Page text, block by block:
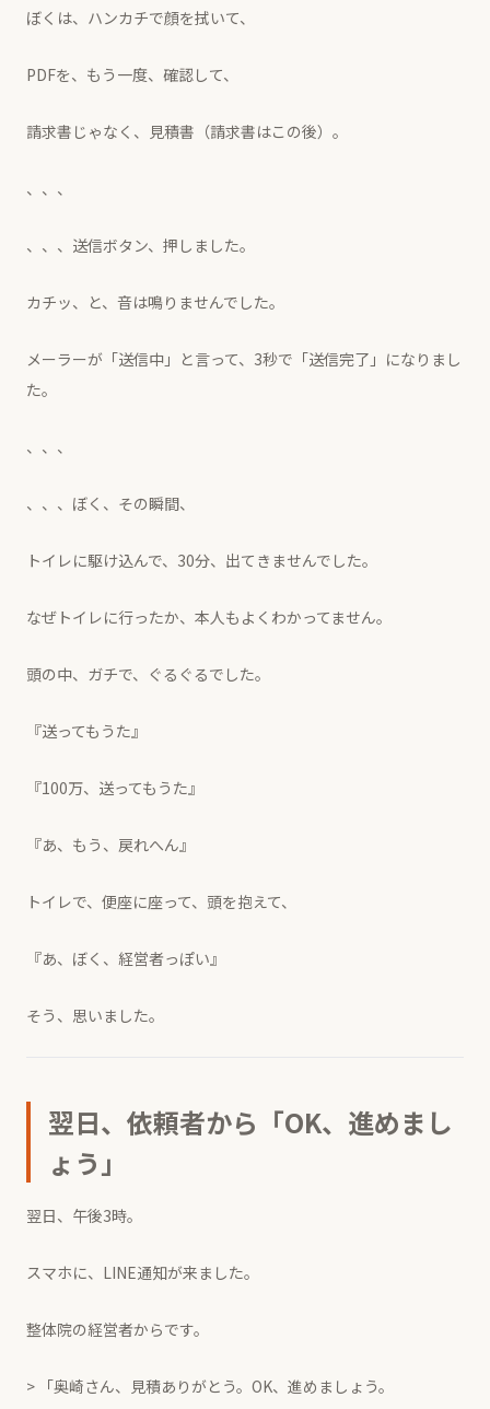
ぼくは、ハンカチで顔を拭いて、
PDFを、もう一度、確認して、
請求書じゃなく、見積書（請求書はこの後）。
、、、
、、、送信ボタン、押しました。
カチッ、と、音は鳴りませんでした。
メーラーが「送信中」と言って、3秒で「送信完了」になりまし
た。
、、、
、、、ぼく、その瞬間、
トイレに駆け込んで、30分、出てきませんでした。
なぜトイレに行ったか、本人もよくわかってません。
頭の中、ガチで、ぐるぐるでした。
『送ってもうた』
『100万、送ってもうた』
『あ、もう、戻れへん』
トイレで、便座に座って、頭を抱えて、
『あ、ぼく、経営者っぽい』
そう、思いました。
翌日、依頼者から「OK、進めまし
ょう」
翌日、午後3時。
スマホに、LINE通知が来ました。
整体院の経営者からです。
> 「奥崎さん、見積ありがとう。OK、進めましょう。